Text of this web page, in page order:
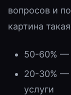
вопросов и
картина
50-60% —
20-30% —
услуги